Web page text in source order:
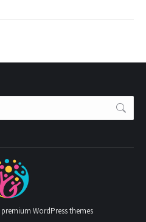
premium WordPress themes